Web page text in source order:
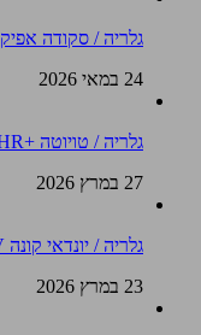
גלריה / סקודה אפיק
24 במאי 2026
גלריה / טויוטה +C-HR חשמלית
27 במרץ 2026
גלריה / יונדאי קונה BEV
23 במרץ 2026